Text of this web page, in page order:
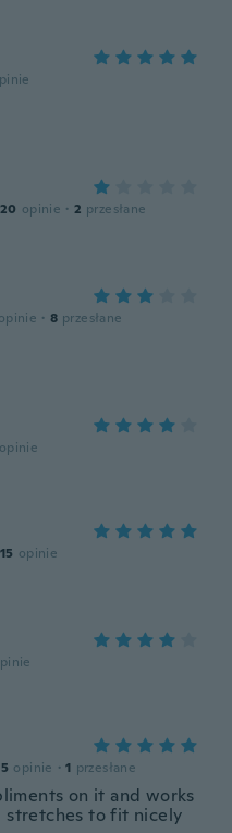
20 opinie · 2 przesłane
opinie · 8 przesłane
opinie
15 opinie
5 opinie · 1 przesłane
on it and works
to fit nicely